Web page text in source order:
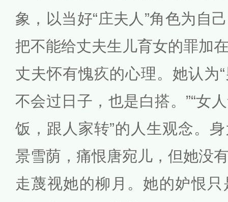
象，以当好“庄夫人”角色为自
把不能给丈夫生儿育女的罪加
丈夫怀有愧疚的心理。她认为
不会过日子，也是白搭。”“女
饭，跟人家转”的人生观念。
景雪荫，痛恨唐宛儿，但她没
走蔑视她的柳月。她的妒恨